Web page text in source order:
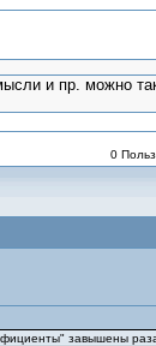
и пр. можно
0
завышены